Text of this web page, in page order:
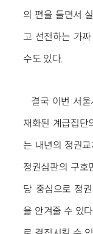
의 편을 들면서
고 선전하는 가
수도 있다.
결국 이번 서
재화된 계급집단
는 내년의 정권
정권심판의 구호
당 중심으로 정
을 안겨줄 수 있